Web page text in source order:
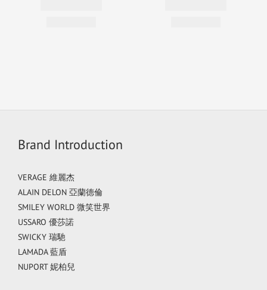
Brand Introduction
VERAGE 維麗杰
ALAIN DELON 亞蘭德倫
SMILEY WORLD 微笑世界
USSARO 優莎諾
SWICKY 瑞馳
LAMADA 藍盾
NUPORT 妮柏兒